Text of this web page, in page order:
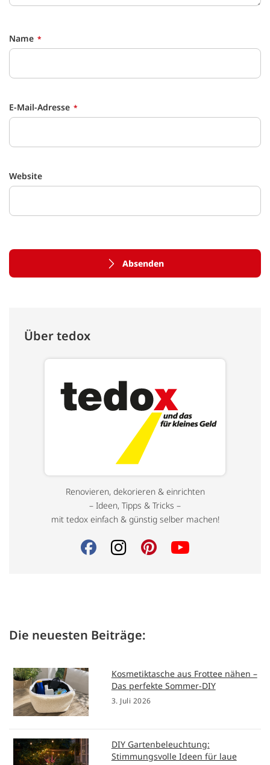
Name
E-Mail-Adresse
Website
Absenden
Über tedox
Renovieren, dekorieren & einrichten
– Ideen, Tipps & Tricks –
mit tedox einfach & günstig selber machen!
Die neuesten Beiträge:
Kosmetiktasche aus Frottee nähen –
Das perfekte Sommer-DIY
3. Juli 2026
DIY Gartenbeleuchtung:
Stimmungsvolle Ideen für laue